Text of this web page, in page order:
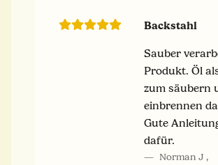
Backstahl
Sauber
Produkt. Öl
zum säubern
einbrennen
Gute
dafür.
Norman J ,